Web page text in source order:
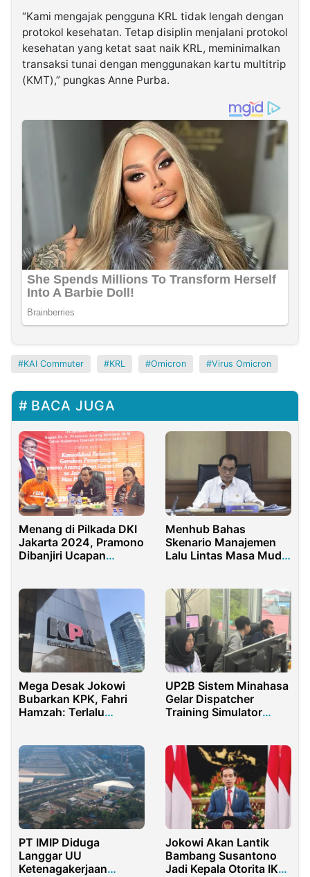
“Kami mengajak pengguna KRL tidak lengah dengan
protokol kesehatan. Tetap disiplin menjalani protokol
kesehatan yang ketat saat naik KRL, meminimalkan
transaksi tunai dengan menggunakan kartu multitrip
(KMT),” pungkas Anne Purba.
KAI Commuter KRL Omicron Virus Omicron
BACA JUGA
Menang di Pilkada DKI
Jakarta 2024, Pramono
Dibanjiri Ucapan
Menhub Bahas
Skenario Manajemen
Lalu Lintas Masa Mudik
Mega Desak Jokowi
Bubarkan KPK, Fahri
Hamzah: Terlalu
UP2B Sistem Minahasa
Gelar Dispatcher
Training Simulator
Sistem
PT IMIP Diduga
Langgar UU
Ketenagakerjaan
Jokowi Akan Lantik
Bambang Susantono
Jadi Kepala Otorita IKN